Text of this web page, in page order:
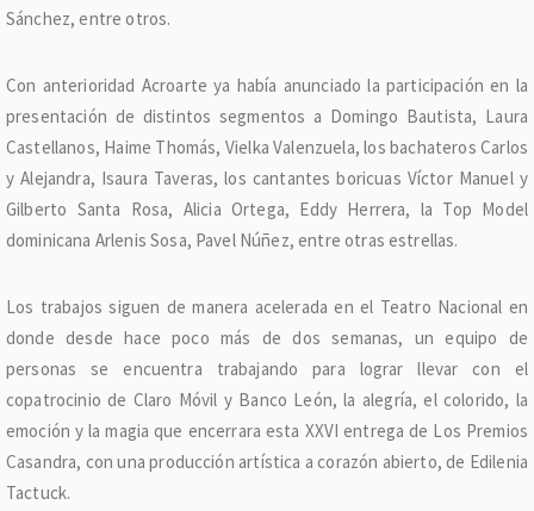
Sánchez, entre otros.
Con anterioridad Acroarte ya había anunciado la participación en la
presentación de distintos segmentos a Domingo Bautista, Laura
Castellanos, Haime Thomás, Vielka Valenzuela, los bachateros Carlos
y Alejandra, Isaura Taveras, los cantantes boricuas Víctor Manuel y
Gilberto Santa Rosa, Alicia Ortega, Eddy Herrera, la Top Model
dominicana Arlenis Sosa, Pavel Núñez, entre otras estrellas.
Los trabajos siguen de manera acelerada en el Teatro Nacional en
donde desde hace poco más de dos semanas, un equipo de
personas se encuentra trabajando para lograr llevar con el
copatrocinio de Claro Móvil y Banco León, la alegría, el colorido, la
emoción y la magia que encerrara esta XXVI entrega de Los Premios
Casandra, con una producción artística a corazón abierto, de Edilenia
Tactuck.